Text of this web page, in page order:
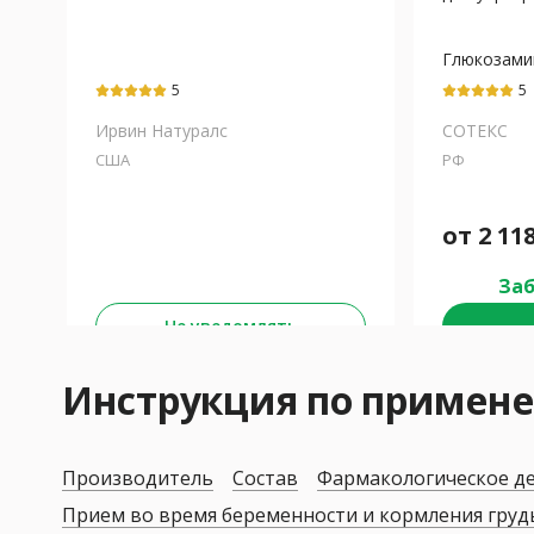
5
Ирвин Натуралс
США
Не уведомлять
5
СОТЕКС
РФ
от 2
Инструкция по
Производитель Состав Фармакологическое
Прием во время беременности и кормления